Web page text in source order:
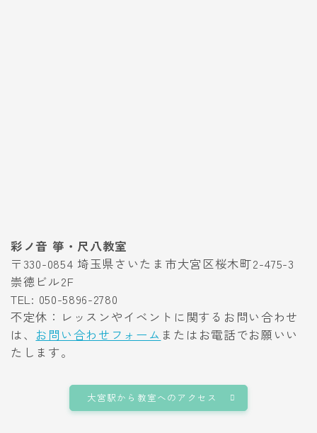
彩ノ音 箏・尺八教室
〒330-0854 埼玉県さいたま市大宮区桜木町2-475-3
崇徳ビル2F
TEL: 050-5896-2780
不定休：レッスンやイベントに関するお問い合わせ
は、 お問い合わせフォーム またはお電話でお願いい
たします。
大宮駅から教室へのアクセス